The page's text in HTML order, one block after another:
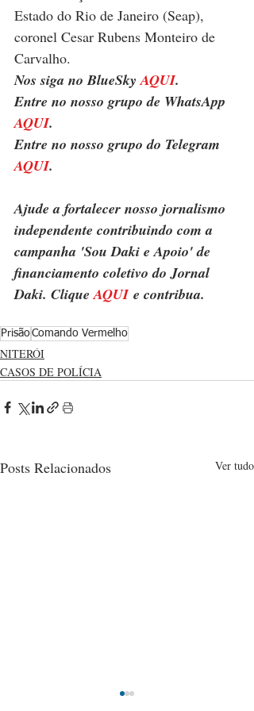
Estado do Rio de Janeiro (Seap),
coronel Cesar Rubens Monteiro de
Carvalho.
Nos siga no BlueSky AQUI.
Entre no nosso grupo de WhatsApp
AQUI.
Entre no nosso grupo do Telegram
AQUI.
Ajude a fortalecer nosso jornalismo
independente contribuindo com a
campanha 'Sou Daki e Apoio' de
financiamento coletivo do Jornal
Daki. Clique AQUI e contribua.
PrisãoComando Vermelho
NITERÓI
CASOS DE POLÍCIA
Posts Relacionados Ver tudo